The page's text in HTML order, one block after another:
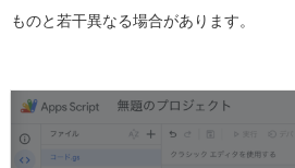
ものと若干異なる場合があります。